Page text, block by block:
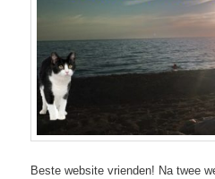
Beste website vrienden! Na twee